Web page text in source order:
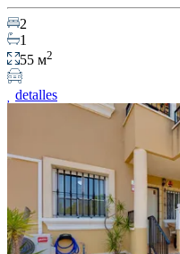
2
1
55 м2
detalles